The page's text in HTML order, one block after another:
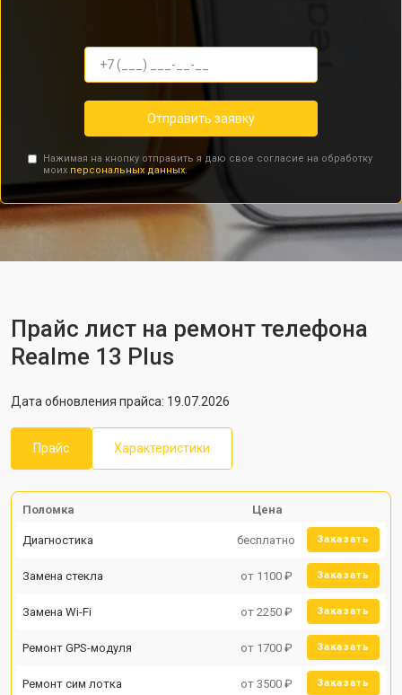
Отправить заявку
Нажимая на кнопку отправить я даю свое согласие на обработку
моих персональных данных.
Прайс лист на ремонт телефона
Realme 13 Plus
Дата обновления прайса: 19.07.2026
Прайс Характеристики
Поломка Цена
Диагностика бесплатно Заказать
Замена стекла от 1100 ₽ Заказать
Замена Wi-Fi от 2250 ₽ Заказать
Ремонт GPS-модуля от 1700 ₽ Заказать
Ремонт сим лотка от 3500 ₽ Заказать